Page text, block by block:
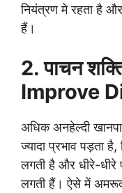
नियंत्रण मे रहता है
हैं।
2. पाचन
Improve
अधिक अनहेल्दी
ज्यादा प्रभाव पड़ता
लगती है और धीरे-धीरे
लगती हैं। ऐसे में